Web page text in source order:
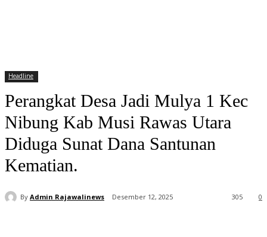
Headline
Perangkat Desa Jadi Mulya 1 Kec
Nibung Kab Musi Rawas Utara
Diduga Sunat Dana Santunan
Kematian.
By Admin Rajawalinews Desember 12, 2025 0
305